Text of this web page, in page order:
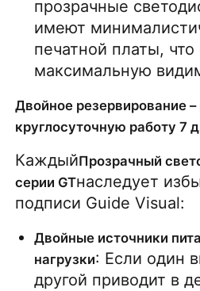
прозрачные
имеют
печатной платы,
максимальную
Двойное резервирование –
круглосуточную работу 7
КаждыйПрозрачный
серии GTнаследует
подписи Guide Visual:
Двойные источники
нагрузки: Если один
другой приводит в